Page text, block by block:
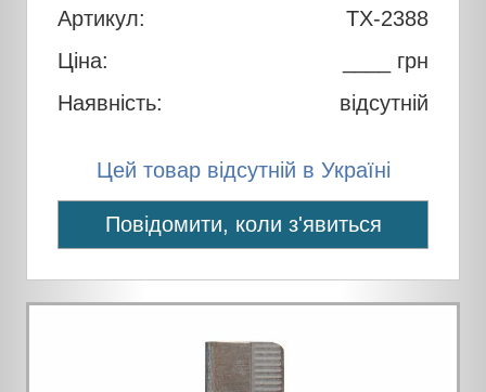
Артикул:
TX-2388
Ціна:
____ грн
Наявність:
відсутній
Цей товар відсутній в Україні
Повідомити, коли з'явиться